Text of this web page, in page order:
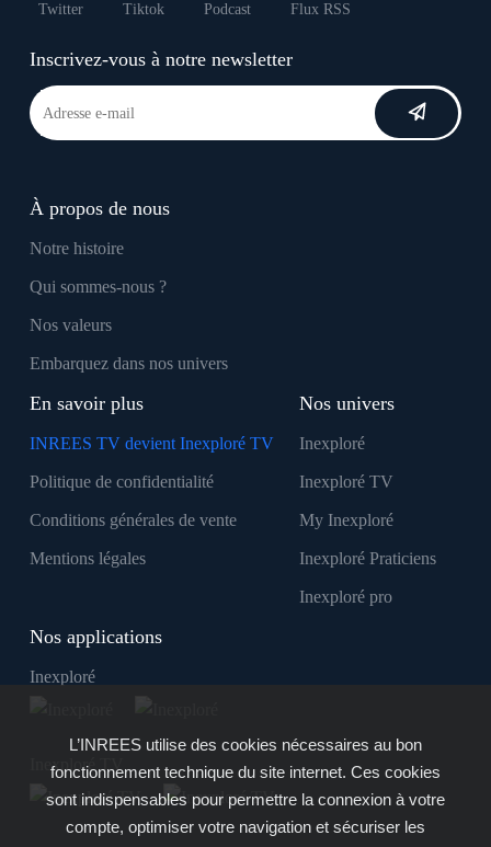
Twitter Tiktok Podcast Flux RSS
Inscrivez-vous à notre newsletter
À propos de nous
Notre histoire
Qui sommes-nous ?
Nos valeurs
Embarquez dans nos univers
En savoir plus
INREES TV devient Inexploré TV
Politique de confidentialité
Conditions générales de vente
Mentions légales
Nos univers
Inexploré
Inexploré TV
My Inexploré
Inexploré Praticiens
Inexploré pro
Nos applications
Inexploré
Inexploré TV
L’INREES utilise des cookies nécessaires au bon
fonctionnement technique du site internet. Ces cookies
sont indispensables pour permettre la connexion à votre
compte, optimiser votre navigation et sécuriser les